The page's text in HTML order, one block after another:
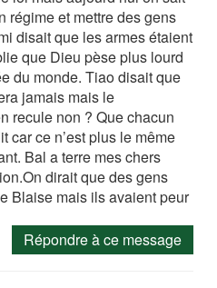
régime et mettre des gens
disait que les armes étaient
que Dieu pèse plus lourd
du monde. Tiao disait que
jamais mais le
recule non ? Que chacun
car ce n’est plus le même
Bal a terre mes chers
dirait que des gens
Blaise mais ils avaient peur
Répondre à ce message